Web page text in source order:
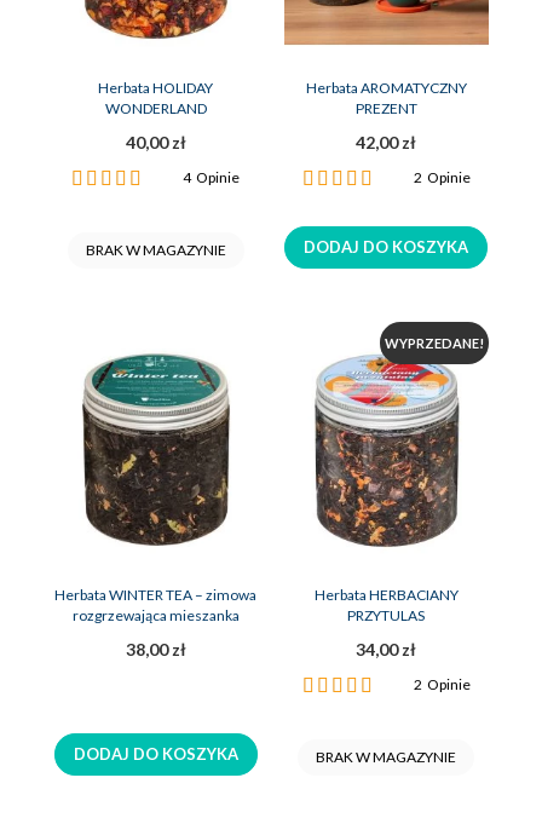
Herbata HOLIDAY
WONDERLAND
40,00 zł
Ocena:
4Opinie
BRAK W MAGAZYNIE
Herbata AROMATYCZNY
PREZENT
42,00 zł
Ocena:
2 Opinie
DODAJ DO KOSZYKA
Herbata WINTER TEA – zimowa
rozgrzewająca mieszanka
38,00 zł
DODAJ DO KOSZYKA
WYPRZEDANE!
Herbata HERBACIANY
PRZYTULAS
34,00 zł
Ocena:
2 Opinie
BRAK W MAGAZYNIE